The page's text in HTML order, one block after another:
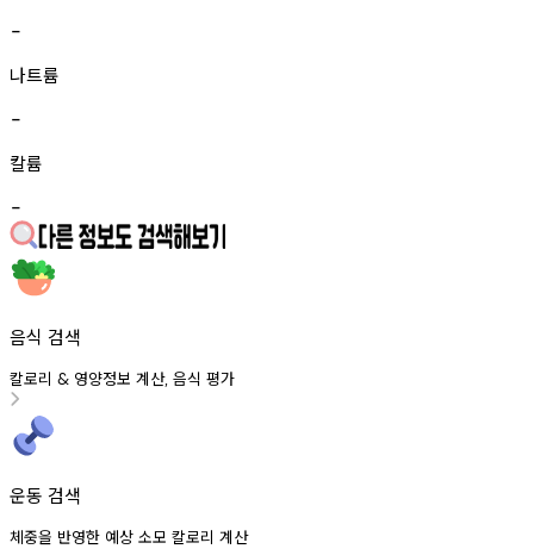
-
나트륨
-
칼륨
-
음식 검색
칼로리 & 영양정보 계산, 음식 평가
운동 검색
체중을 반영한 예상 소모 칼로리 계산